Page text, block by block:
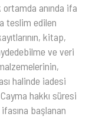
anında ifa
teslim edilen
kitap,
ve veri
halinde iadesi
hakkı süresi
başlanan